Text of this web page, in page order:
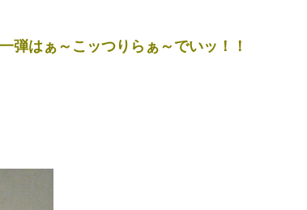
弾はぁ～こッつりらぁ～でいッ！！